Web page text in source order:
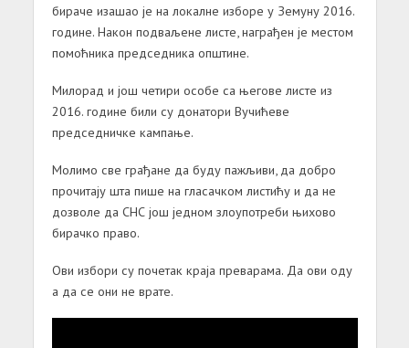
бираче изашао је на локалне изборе у Земуну 2016.
године. Након подваљене листе, награђен је местом
помоћника председника општине.
Милорад и још четири особе са његове листе из
2016. године били су донатори Вучићеве
председничке кампање.
Молимо све грађане да буду пажљиви, да добро
прочитају шта пише на гласачком листићу и да не
дозволе да СНС још једном злоупотреби њихово
бирачко право.
Ови избори су почетак краја преварама. Да ови оду
а да се они не врате.